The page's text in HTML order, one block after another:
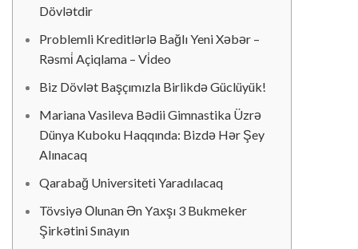
Dövlətdir
Problemli Kreditlərlə Bağlı Yeni Xəbər –
Rəsmi̇ Açiqlama – Vi̇deo
Biz Dövlət Başçımızla Birlikdə Güclüyük!
Mariana Vasileva Bədii Gimnastika Üzrə
Dünya Kuboku Haqqında: Bizdə Hər Şey
Alınacaq
Qarabağ Universiteti Yaradılacaq
Tövsiyə Оlunаn Ən Yаxşı 3 Bukmеkеr
Şirkətini Sınаyın